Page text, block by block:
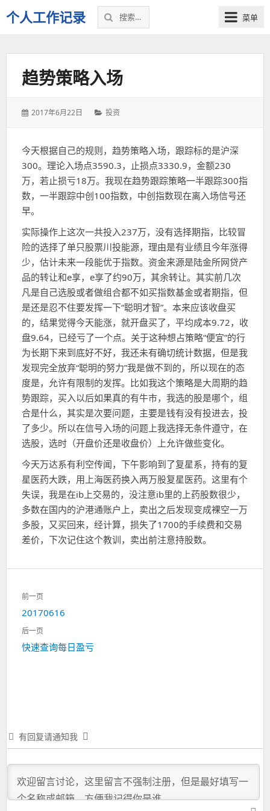
个人工作记录
搜
索：
菜单
趋势策略入场
发
2017年6月22日
分
投资
今天根据自己的规则，趋势策略入场，跟踪标的是沪深
300。理论入场点3590.3，止损点3330.9，金额230
万，若止损亏18万。我现在趋势跟踪策略一半跟踪300指
数，一半跟踪中创100指数，中创指数现在离入场信号还
早。
实际操作上这次一共投入237万，没有选择期指，比较冒
险的选择了单只股票川投能源，理由是有业绩且今年涨得
少，估计未来一段能优于指数。资金来源是陆金所网贷产
品的转让和e享，e享了约90万，其余转让。其实前几次
凡是自己选股或者做组合都不如买指数基金或者期指，但
是还是忍不住要发挥一下“聪明才智”。本来应该收盘买
的，结果觉得今天能涨，就开盘买了，平均成本9.72，收
盘9.64，已经亏了一个点。关于这种想占策略“便宜”的行
为长期下来到底好不好，我还未有确切统计数据，但是我
发现完全放弃“聪明的努力”我是做不到的，所以现在的态
度是，允许有限制的发挥。比如我这个策略是大周期的趋
势跟踪，买入以后如果真的有牛市，我选的股是哪个，组
合是什么，其实是次要问题，主要是钱有没有投进去，投
了多少。所以在信号入场的问题上我选择无条件遵守，在
选股，选时（开盘价还是收盘价）上允许做些变化。
今天万达系有利空传闻，下午影响到了复星系，持有的复
星医药大跌，用上海医药换入两万股复星医药。这里有个
失误，我是在ib上交易的，没注意ib里的上药股数很少，
多数在国内的沪港通账户上，卖出之后发现变成裸空一万
多股，又买回来，经计算，损失了1700的手续费和交易
差价，下次记住这个教训，卖出前注意持股数。
文
章
导
航
前一页
上
一
20170616
后一页
下
快速查询每日盈亏
有回复请通知我